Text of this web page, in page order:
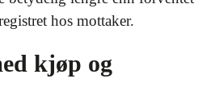
hos mottaker.
kjøp og